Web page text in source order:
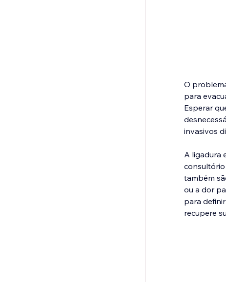
O
para
Esperar
invasivos
A ligadura
também
ou a dor
para
recupere